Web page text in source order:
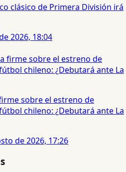
clásico de Primera División irá
2026, 18:04
sobre el estreno de
chileno: ¿Debutará ante La
de 2026, 17:26